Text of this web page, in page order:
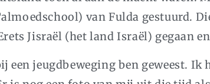
van Fulda gestuurd.
Jisraël (het land Israël) gegaan
jeugdbeweging ben geweest. Ik